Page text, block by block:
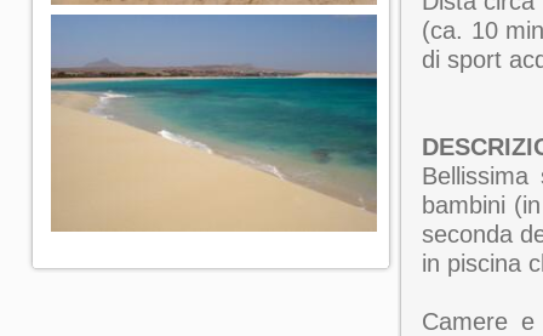
(ca. 10
di sport
bambini
seconda
in piscina
Camere